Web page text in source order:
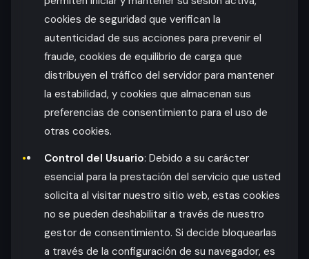
cookies de seguridad que verifican la
autenticidad de sus acciones para prevenir el
fraude, cookies de equilibrio de carga que
distribuyen el tráfico del servidor para mantener
la estabilidad, y cookies que almacenan sus
preferencias de consentimiento para el uso de
otras cookies.
Control del Usuario: Debido a su carácter
esencial para la prestación del servicio que usted
solicita al visitar nuestro sitio web, estas cookies
no se pueden deshabilitar a través de nuestro
gestor de consentimiento. Si decide bloquearlas
a través de la configuración de su navegador, es